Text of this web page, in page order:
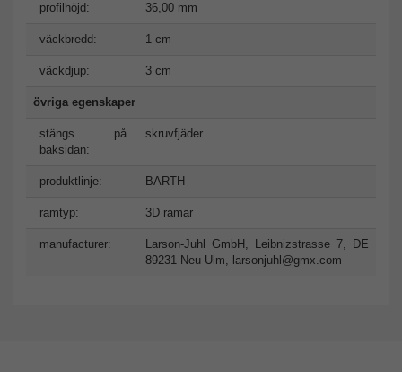
profilhöjd: 36,00 mm
väckbredd: 1 cm
väckdjup: 3 cm
övriga egenskaper
stängs på
baksidan:
skruvfjäder
produktlinje: BARTH
ramtyp: 3D ramar
manufacturer:
Larson-Juhl GmbH, Leibnizstrasse 7, DE
89231 Neu-Ulm, larsonjuhl@gmx.com